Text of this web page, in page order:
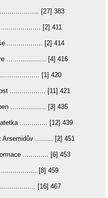
[27] 383
[2] 411
.................. [2] 414
... ................ [4] 416
[1] 420
.................. [11] 421
.................. [3] 435
.............. [12] 439
Arsemidův ......... [2] 451
............. [6] 453
[8] 459
[16] 467